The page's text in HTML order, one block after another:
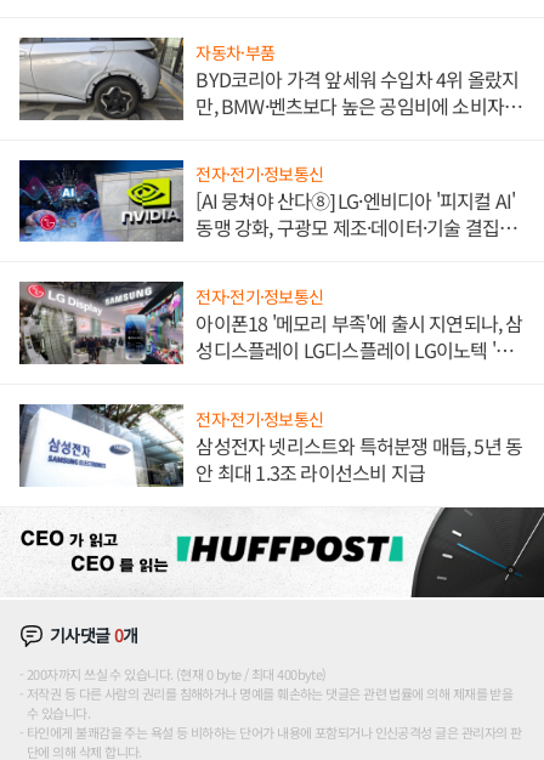
자동차·부품
BYD코리아 가격 앞세워 수입차 4위 올랐지
만, BMW·벤츠보다 높은 공임비에 소비자
전자·전기·정보통신
[AI 뭉쳐야 산다⑧] LG·엔비디아 '피지컬 AI'
동맹 강화, 구광모 제조·데이터·기술 결집
전자·전기·정보통신
아이폰18 '메모리 부족'에 출시 지연되나, 삼
성디스플레이 LG디스플레이 LG이노텍 '탈
전자·전기·정보통신
삼성전자 넷리스트와 특허분쟁 매듭, 5년 동
안 최대 1.3조 라이선스비 지급
기사댓글0개
200자까지 쓰실 수 있습니다. (현재 0 byte / 최대 400byte)
저작권 등 다른 사람의 권리를 침해하거나 명예를 훼손하는 댓글은 관련 법률에 의해 제재를 받을
수 있습니다.
타인에게 불쾌감을 주는 욕설 등 비하하는 단어가 내용에 포함되거나 인신공격성 글은 관리자의 판
단에 의해 삭제 합니다.